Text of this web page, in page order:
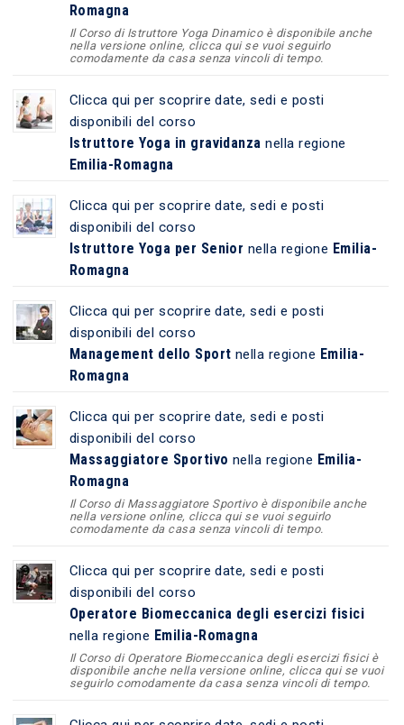
Romagna
Il Corso di Istruttore Yoga Dinamico è disponibile anche
nella versione online, clicca qui se vuoi seguirlo
comodamente da casa senza vincoli di tempo.
Clicca qui per scoprire date, sedi e posti
disponibili del corso
Istruttore Yoga in gravidanza nella regione
Emilia-Romagna
Clicca qui per scoprire date, sedi e posti
disponibili del corso
Istruttore Yoga per Senior nella regione Emilia-
Romagna
Clicca qui per scoprire date, sedi e posti
disponibili del corso
Management dello Sport nella regione Emilia-
Romagna
Clicca qui per scoprire date, sedi e posti
disponibili del corso
Massaggiatore Sportivo nella regione Emilia-
Romagna
Il Corso di Massaggiatore Sportivo è disponibile anche
nella versione online, clicca qui se vuoi seguirlo
comodamente da casa senza vincoli di tempo.
Clicca qui per scoprire date, sedi e posti
disponibili del corso
Operatore Biomeccanica degli esercizi fisici
nella regione Emilia-Romagna
Il Corso di Operatore Biomeccanica degli esercizi fisici è
disponibile anche nella versione online, clicca qui se vuoi
seguirlo comodamente da casa senza vincoli di tempo.